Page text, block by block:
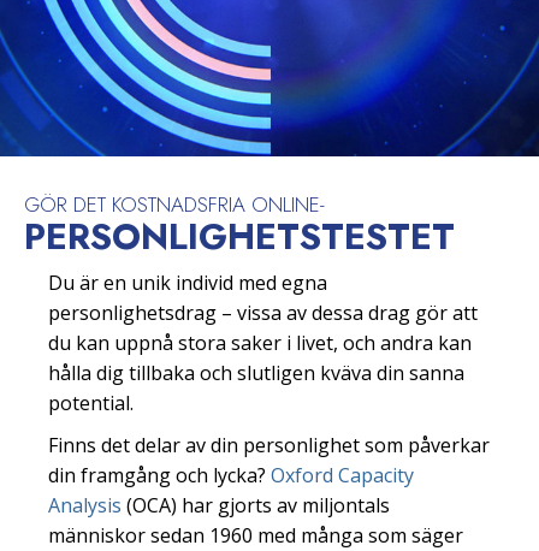
GÖR DET KOSTNADSFRIA ONLINE-
PERSONLIGHETS­TESTET
Du är en unik individ med egna
personlighetsdrag – vissa av dessa drag gör att
du kan uppnå stora saker i livet, och andra kan
hålla dig tillbaka och slutligen kväva din sanna
potential.
Finns det delar av din personlighet som påverkar
din framgång och lycka? Oxford Capacity
Analysis (OCA) har gjorts av miljontals
människor sedan 1960 med många som säger